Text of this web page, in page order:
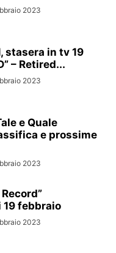
2023
stasera in tv 19
– Retired...
2023
e Quale
e prossime
2023
febbraio
2023